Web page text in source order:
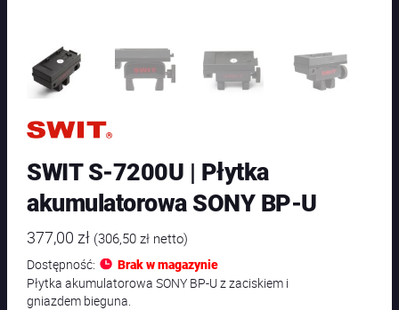
SWIT S-7200U | Płytka
akumulatorowa SONY BP-U
377,00 zł (306,50zł netto)
Dostępność:
Brak w magazynie
Płytka akumulatorowa SONY BP-U z zaciskiem i
gniazdem bieguna.